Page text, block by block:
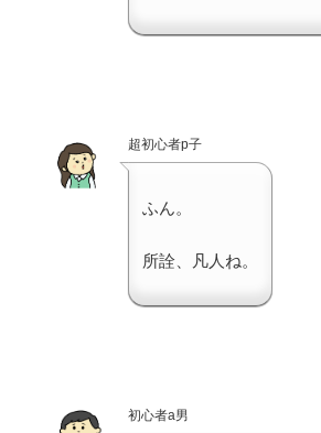
超初心者p子
ふん。
所詮、凡人ね。
初心者a男